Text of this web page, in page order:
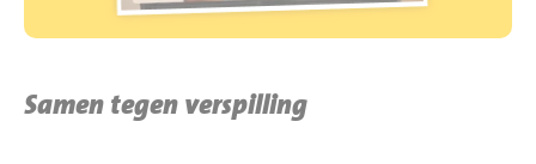
Samen tegen verspilling